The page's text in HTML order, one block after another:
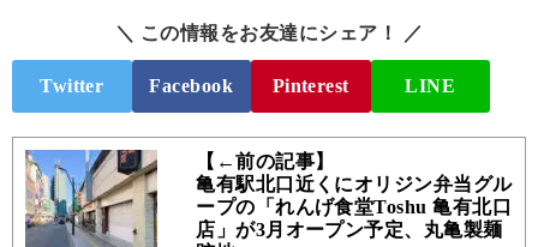
＼ この情報をお友達にシェア！ ／
Twitter Facebook Pinterest LINE
【←前の記事】
亀有駅北口近くにオリジン弁当グル
ープの「れんげ食堂Toshu 亀有北口
店」が3月オープン予定、丸亀製麺